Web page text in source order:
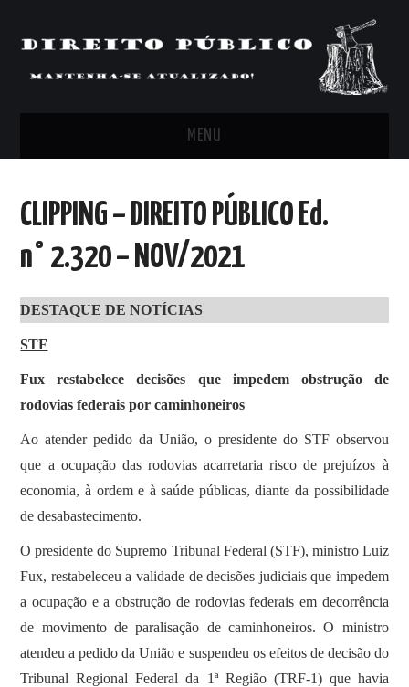
MENU
ARTIGOS, COMENTÁRIOS E PONTOS
DE VISTA
CLIPPING’S
SOBRE
CLIPPING – DIREITO PÚBLICO Ed.
n° 2.320 – NOV/2021
DESTAQUE DE NOTÍCIAS
STF
Fux restabelece decisões que impedem obstrução de
rodovias federais por caminhoneiros
Ao atender pedido da União, o presidente do STF observou
que a ocupação das rodovias acarretaria risco de prejuízos à
economia, à ordem e à saúde públicas, diante da possibilidade
de desabastecimento.
O presidente do Supremo Tribunal Federal (STF), ministro Luiz
Fux, restabeleceu a validade de decisões judiciais que impedem
a ocupação e a obstrução de rodovias federais em decorrência
de movimento de paralisação de caminhoneiros. O ministro
atendeu a pedido da União e suspendeu os efeitos de decisão do
Tribunal Regional Federal da 1ª Região (TRF-1) que havia